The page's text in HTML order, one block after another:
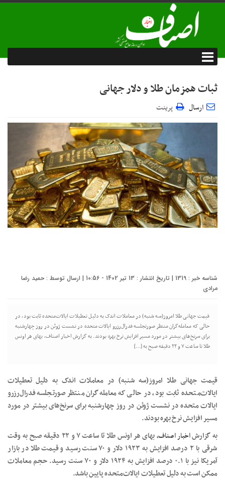
ثبات همزمان طلا و دلار جهانی
ارسال پرینت
شناسه خبر : 1319 | تاریخ انتشار : 13 تیر 1402 - 10:56 | ارسال توسط :
حمید رضا
مرادی
قیمت جهانی طلا امروز(سه شنبه) در معاملات اندک به دلیل تعطیلات ایالات‌متحده ثابت بود، در
حالی که معامله‌گران منتظر صورتجلسه فدرال‌رزرو ایالات متحده در نشست ژوئن در روز چهارشنبه
برای سرنخ‌های بیشتر در مورد مسیر افزایش نرخ‌ بهره بودند. به گزارش اخبار اصناف، بهای هر اونس
طلا تا ساعت ۷ و ۲۲ دقیقه صبح به […]
قیمت جهانی طلا امروز(سه شنبه) در معاملات اندک به دلیل تعطیلات
ایالات‌متحده ثابت بود، در حالی که معامله‌گران منتظر صورتجلسه فدرال‌رزرو
ایالات متحده در نشست ژوئن در روز چهارشنبه برای سرنخ‌های بیشتر در مورد
مسیر افزایش نرخ‌ بهره بودند.
به گزارشاخبار اصناف
، بهای هر اونس طلا تا ساعت ۷ و ۲۲ دقیقه صبح به وقت
شرقی با ۲ درصد افزایش به ۱۹۲۳ دلار و ۷۰ سنت رسید و قیمت طلا در بازار
آمریکا نیز با ۰.۱ درصد افزایش به ۱۹۲۴ دلار و ۷۰ سنت رسید. حجم معاملات
ممکن است به دلیل تعطیلات ایالات‌متحده پایین باشد.